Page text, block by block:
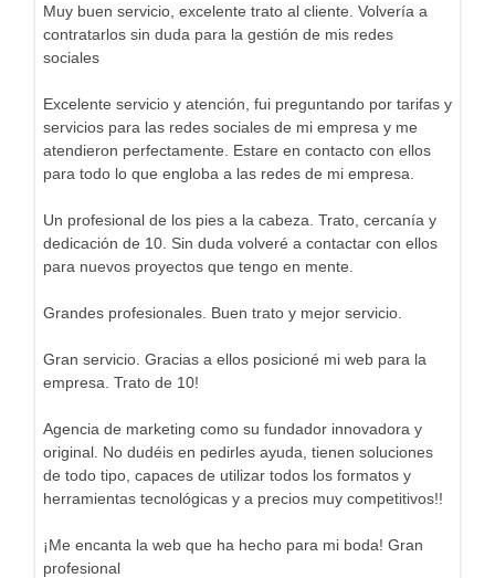
Muy buen servicio, excelente trato al cliente. Volvería a
contratarlos sin duda para la gestión de mis redes
sociales
Excelente servicio y atención, fui preguntando por tarifas y
servicios para las redes sociales de mi empresa y me
atendieron perfectamente. Estare en contacto con ellos
para todo lo que engloba a las redes de mi empresa.
Un profesional de los pies a la cabeza. Trato, cercanía y
dedicación de 10. Sin duda volveré a contactar con ellos
para nuevos proyectos que tengo en mente.
Grandes profesionales. Buen trato y mejor servicio.
Gran servicio. Gracias a ellos posicioné mi web para la
empresa. Trato de 10!
Agencia de marketing como su fundador innovadora y
original. No dudéis en pedirles ayuda, tienen soluciones
de todo tipo, capaces de utilizar todos los formatos y
herramientas tecnológicas y a precios muy competitivos!!
¡Me encanta la web que ha hecho para mi boda! Gran
profesional